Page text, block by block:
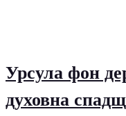
Урсула фон
духовна